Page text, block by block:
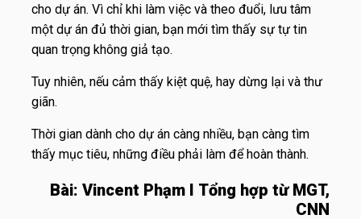
cho dự án. Vì chỉ khi làm việc và theo đuổi, lưu tâm
một dự án đủ thời gian, bạn mới tìm thấy sự tự tin
quan trọng không giả tạo.
Tuy nhiên, nếu cảm thấy kiệt quệ, hay dừng lại và thư
giãn.
Thời gian dành cho dự án càng nhiều, bạn càng tìm
thấy mục tiêu, những điều phải làm để hoàn thành.
Bài: Vincent Phạm I Tổng hợp từ MGT,
CNN